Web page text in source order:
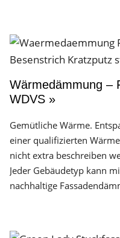
Wärmedämmung –
WDVS »
Gemütliche Wärme.
einer qualifizierten
nicht extra beschreiben
Jeder Gebäudetyp kann
nachhaltige